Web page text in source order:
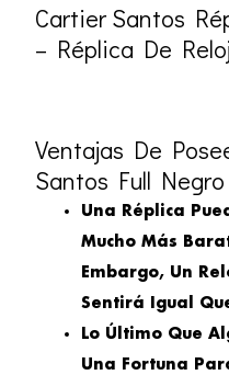
Cartier Santos
– Réplica De
Ventajas De
Santos Full Negro
Una Réplica
Mucho Más
Embargo, Un
Sentirá Igual
Lo Último Que
Una Fortuna